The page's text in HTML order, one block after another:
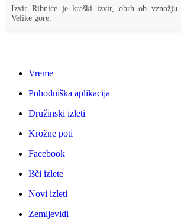
Izvir Ribnice je kraški izvir, obrh ob vznožju
Velike gore.
Vreme
Pohodniška aplikacija
Družinski izleti
Krožne poti
Facebook
Išči izlete
Novi izleti
Zemljevidi